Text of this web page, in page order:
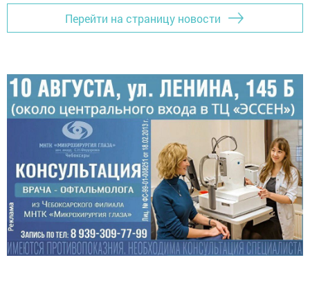
Перейти на страницу новости